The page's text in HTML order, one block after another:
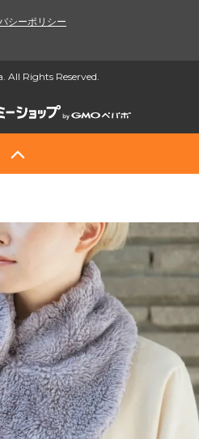
シーポリシー
All Rights Reserved.